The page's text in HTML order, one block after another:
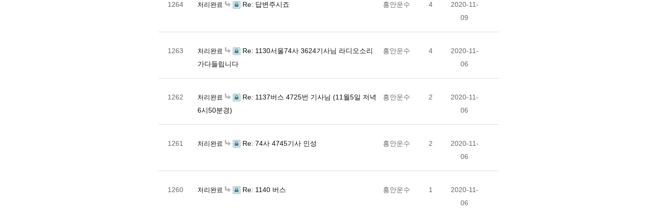
1264 처리완료 Re: 답변주시죠 흥안운수 4
2020-11-
09
1263 처리완료
Re: 1130서울74사 3624기사님 라디오소리
가다들립니다
흥안운수 4
2020-11-
06
1262 처리완료
Re: 1137버스 4725번 기사님 (11월5일 저녁
6시50분경)
흥안운수 2
2020-11-
06
1261 처리완료 Re: 74사 4745기사 인성 흥안운수 2
2020-11-
06
1260 처리완료 Re: 1140 버스 흥안운수 1
2020-11-
06